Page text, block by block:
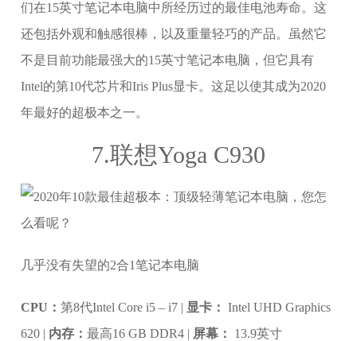
们在15英寸笔记本电脑中所经历过的最佳电池寿命。这
还包括外观和触感很棒，以及重量轻巧的产品。虽然它
不是目前功能最强大的15英寸笔记本电脑，但它具有
Intel的第10代芯片和Iris Plus显卡。这足以使其成为2020
年最好的超极本之一。
7.联想Yoga C930
几乎没有失望的2合1笔记本电脑
CPU：第8代Intel Core i5 – i7 | 显卡： Intel UHD Graphics
620 | 内存：最高16 GB DDR4 | 屏幕：
13.9英寸